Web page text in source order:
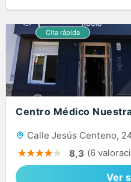
Centro Médico
Calle Jesús Centeno,
8,3 (6
Ver